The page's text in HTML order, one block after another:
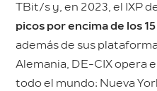
TBit/s y, en 2023, el IXP
picos por encima de los
además de sus
Alemania, DE-CIX opera
todo el mundo: Nueva